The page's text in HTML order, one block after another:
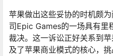
苹果做出这些妥协的时机颇
司Epic Games的一场具有里
裁决。这一诉讼正好关系到
及了苹果商业模式的核心，